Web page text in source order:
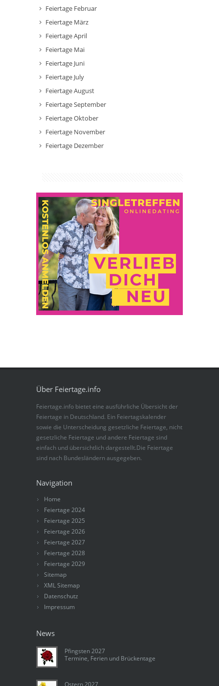
Feiertage Februar
Feiertage März
Feiertage April
Feiertage Mai
Feiertage Juni
Feiertage July
Feiertage August
Feiertage September
Feiertage Oktober
Feiertage November
Feiertage Dezember
Über Feiertage.info
Feiertage.info bietet eine ausführliche Übersicht der
Feiertage in Deutschland. Ein Feiertagskalender
sowie die Unterscheidung gesetzliche Feiertage, nicht
gesetzliche Feiertage und andere Feiertage sind
einfach und übersichtlich dargestellt.Die Feiertage
sind nach Bundesländern ausgegeben.
Navigation
Home
Feiertage 2024
Feiertage 2025
Feiertage 2026
Feiertage 2027
Feiertage 2028
Feiertage 2029
Sitemap
XML Sitemap
Datenschutz
Impressum
News
Pfingsten 2027
Termine, Ferien und Brückentage
Ostern 2027